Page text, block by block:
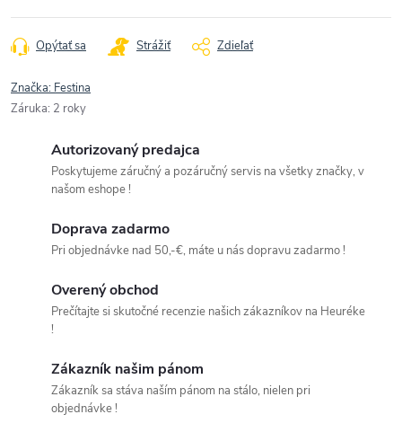
Opýtať sa Strážiť Zdieľať
Značka: Festina
Záruka: 2 roky
Autorizovaný predajca
Poskytujeme záručný a pozáručný servis na všetky značky, v
našom eshope !
Doprava zadarmo
Pri objednávke nad 50,-€, máte u nás dopravu zadarmo !
Overený obchod
Prečítajte si skutočné recenzie našich zákazníkov na Heuréke
!
Zákazník našim pánom
Zákazník sa stáva naším pánom na stálo, nielen pri
objednávke !